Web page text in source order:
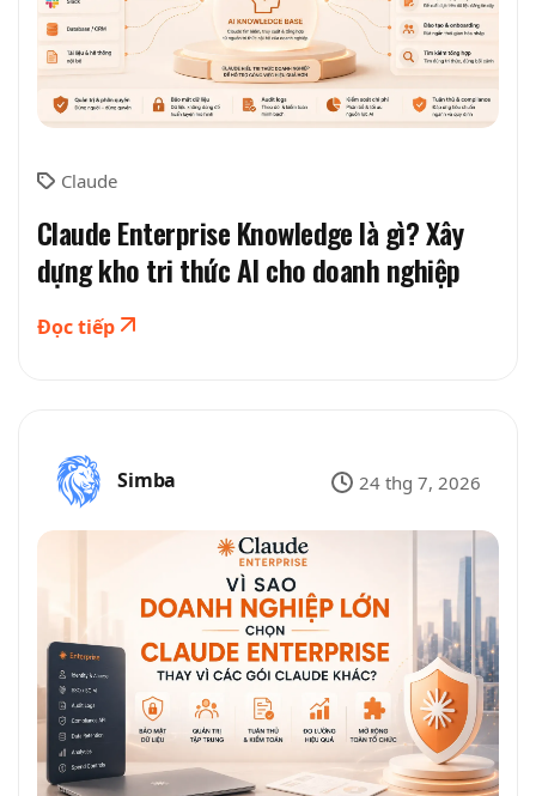
Claude
Claude Enterprise Knowledge là gì? Xây
dựng kho tri thức AI cho doanh nghiệp
Đọc tiếp
Simba 24 thg 7, 2026